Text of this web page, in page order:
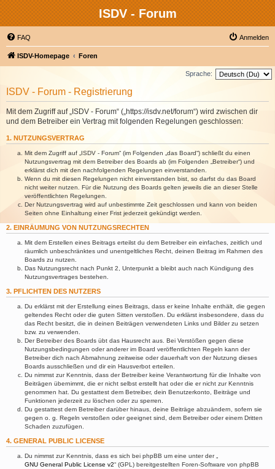
ISDV - Forum
FAQ Anmelden
ISDV-Homepage Foren
Sprache:
ISDV - Forum - Registrierung
Mit dem Zugriff auf „ISDV - Forum“ („https://isdv.net/forum“) wird zwischen dir
und dem Betreiber ein Vertrag mit folgenden Regelungen geschlossen:
1. NUTZUNGSVERTRAG
Mit dem Zugriff auf „ISDV - Forum“ (im Folgenden „das Board“) schließt du einen
Nutzungsvertrag mit dem Betreiber des Boards ab (im Folgenden „Betreiber“) und
erklärst dich mit den nachfolgenden Regelungen einverstanden.
Wenn du mit diesen Regelungen nicht einverstanden bist, so darfst du das Board
nicht weiter nutzen. Für die Nutzung des Boards gelten jeweils die an dieser Stelle
veröffentlichten Regelungen.
Der Nutzungsvertrag wird auf unbestimmte Zeit geschlossen und kann von beiden
Seiten ohne Einhaltung einer Frist jederzeit gekündigt werden.
2. EINRÄUMUNG VON NUTZUNGSRECHTEN
Mit dem Erstellen eines Beitrags erteilst du dem Betreiber ein einfaches, zeitlich und
räumlich unbeschränktes und unentgeltliches Recht, deinen Beitrag im Rahmen des
Boards zu nutzen.
Das Nutzungsrecht nach Punkt 2, Unterpunkt a bleibt auch nach Kündigung des
Nutzungsvertrages bestehen.
3. PFLICHTEN DES NUTZERS
Du erklärst mit der Erstellung eines Beitrags, dass er keine Inhalte enthält, die gegen
geltendes Recht oder die guten Sitten verstoßen. Du erklärst insbesondere, dass du
das Recht besitzt, die in deinen Beiträgen verwendeten Links und Bilder zu setzen
bzw. zu verwenden.
Der Betreiber des Boards übt das Hausrecht aus. Bei Verstößen gegen diese
Nutzungsbedingungen oder anderer im Board veröffentlichten Regeln kann der
Betreiber dich nach Abmahnung zeitweise oder dauerhaft von der Nutzung dieses
Boards ausschließen und dir ein Hausverbot erteilen.
Du nimmst zur Kenntnis, dass der Betreiber keine Verantwortung für die Inhalte von
Beiträgen übernimmt, die er nicht selbst erstellt hat oder die er nicht zur Kenntnis
genommen hat. Du gestattest dem Betreiber, dein Benutzerkonto, Beiträge und
Funktionen jederzeit zu löschen oder zu sperren.
Du gestattest dem Betreiber darüber hinaus, deine Beiträge abzuändern, sofern sie
gegen o. g. Regeln verstoßen oder geeignet sind, dem Betreiber oder einem Dritten
Schaden zuzufügen.
4. GENERAL PUBLIC LICENSE
Du nimmst zur Kenntnis, dass es sich bei phpBB um eine unter der „
GNU General Public License v2“ (GPL) bereitgestellten Foren-Software von phpBB